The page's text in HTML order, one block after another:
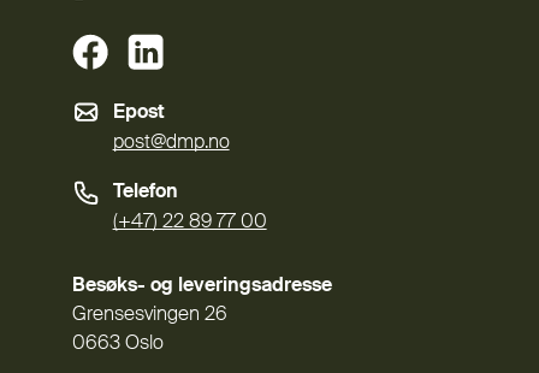
(Ekstern lenke)
Epost
post@dmp.no
Telefon
(+47) 22 89 77 00
Besøks- og leveringsadresse
Grensesvingen 26
0663 Oslo